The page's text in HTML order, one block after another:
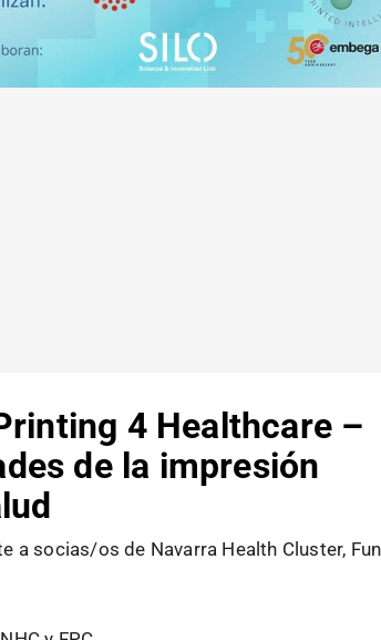
4 Healthcare –
de la impresión
a socias/os de Navarra Health Cluster,